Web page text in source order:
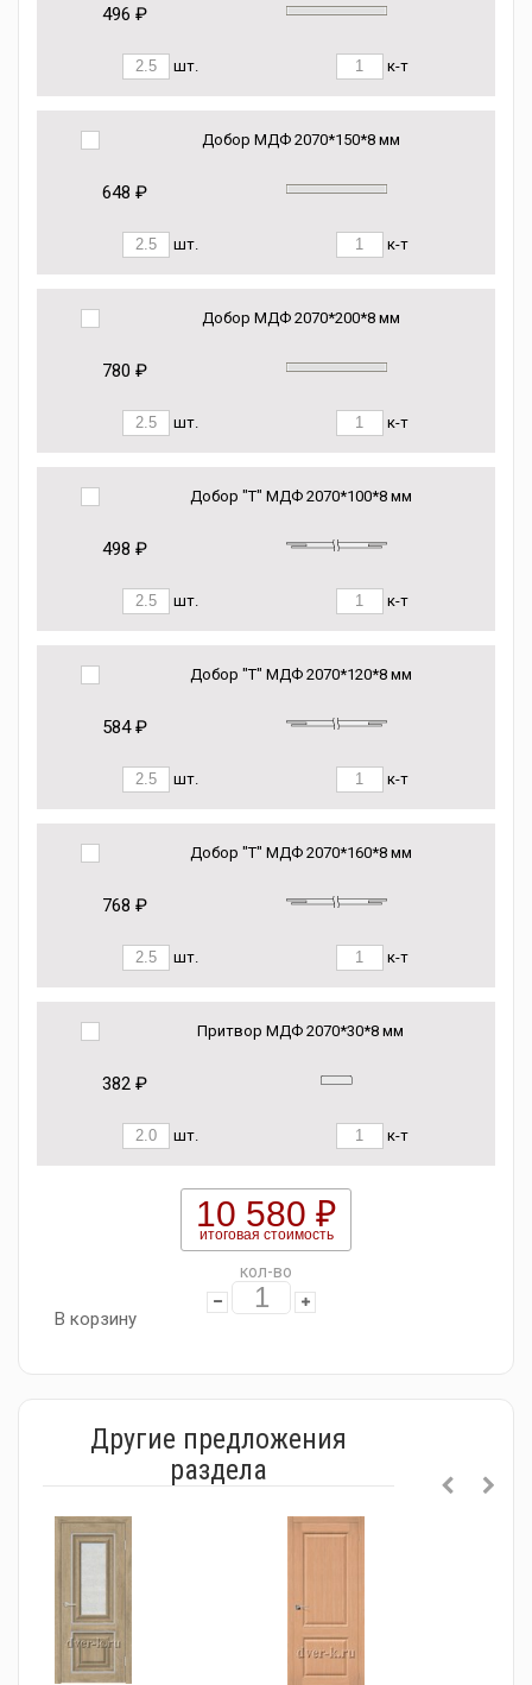
496 ₽
шт. к-т
Добор МДФ 2070*150*8 мм
648 ₽
шт. к-т
Добор МДФ 2070*200*8 мм
780 ₽
шт. к-т
Добор "Т" МДФ 2070*100*8 мм
498 ₽
шт. к-т
Добор "Т" МДФ 2070*120*8 мм
584 ₽
шт. к-т
Добор "Т" МДФ 2070*160*8 мм
768 ₽
шт. к-т
Притвор МДФ 2070*30*8 мм
382 ₽
шт. к-т
10 580 ₽
итоговая стоимость
кол-во
В корзину
Другие предложения
раздела